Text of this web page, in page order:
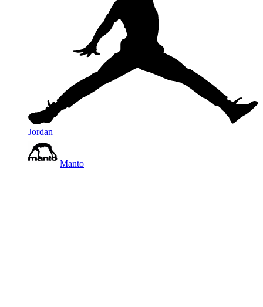
Jordan
Manto